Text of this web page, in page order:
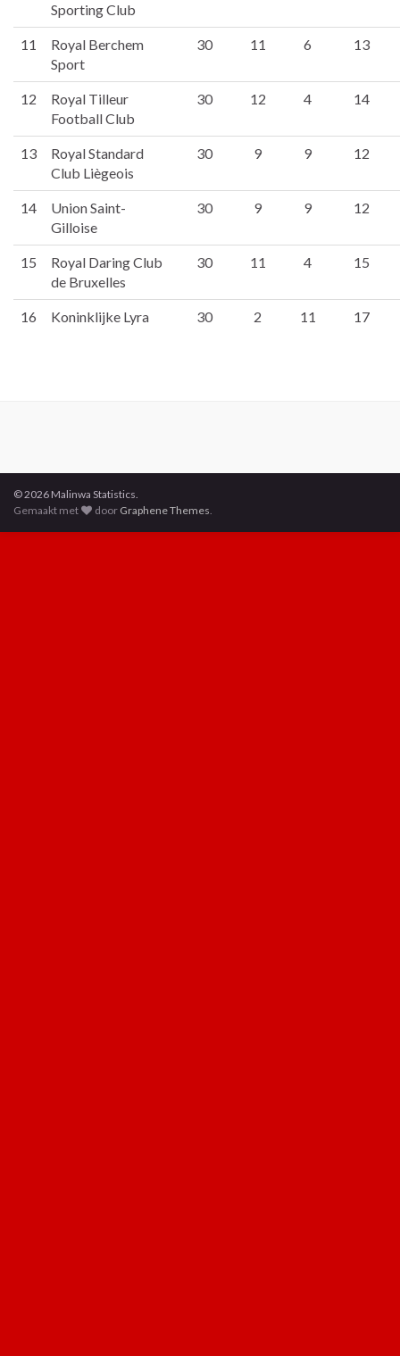
Sporting Club
11
Royal Berchem
Sport
30 11 6 13
12
Royal Tilleur
Football Club
30 12 4 14
13
Royal Standard
Club Liègeois
30 9 9 12
14
Union Saint-
Gilloise
30 9 9 12
15
Royal Daring Club
de Bruxelles
30 11 4 15
16 Koninklijke Lyra 30 2 11 17
© 2026 Malinwa Statistics.
Gemaakt met
door Graphene Themes.